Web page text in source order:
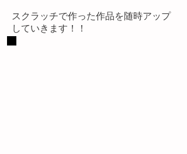
​スクラッチで作った作品を随時アップ
していきます！！